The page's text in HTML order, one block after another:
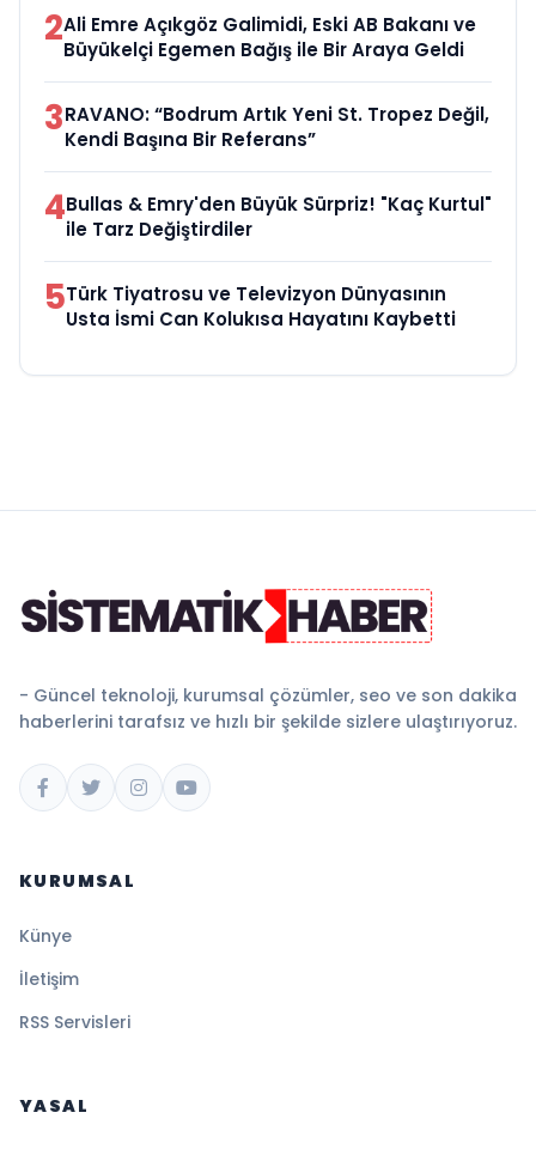
2Ali Emre Açıkgöz Galimidi, Eski AB Bakanı ve
Büyükelçi Egemen Bağış ile Bir Araya Geldi
3RAVANO: “Bodrum Artık Yeni St. Tropez Değil,
Kendi Başına Bir Referans”
4Bullas & Emry'den Büyük Sürpriz! "Kaç Kurtul"
ile Tarz Değiştirdiler
5Türk Tiyatrosu ve Televizyon Dünyasının
Usta İsmi Can Kolukısa Hayatını Kaybetti
- Güncel teknoloji, kurumsal çözümler, seo ve son dakika
haberlerini tarafsız ve hızlı bir şekilde sizlere ulaştırıyoruz.
KURUMSAL
Künye
İletişim
RSS Servisleri
YASAL